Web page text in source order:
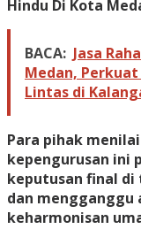
Hindu Di Kota
BACA: Jasa
Medan,
Lintas di
Para pihak
kepengurusan ini
keputusan final
dan
keharmonisan